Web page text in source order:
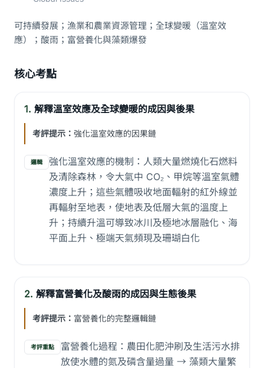
可持續發展；漁業和農業資源管理；全球變暖（溫室效
應）；酸雨；富營養化與藻類爆發
核心考點
1. 解釋溫室效應及全球變暖的成因與後果
考評提示： 強化溫室效應的因果鏈
邏輯
強化溫室效應的機制：人類大量燃燒化石燃料
及清除森林，令大氣中 CO₂、甲烷等溫室氣體
濃度上升；這些氣體吸收地面輻射的紅外線並
再輻射至地表，使地表及低層大氣的溫度上
升；持續升溫可導致冰川及極地冰層融化、海
平面上升、極端天氣頻現及珊瑚白化
2. 解釋富營養化及酸雨的成因與生態後果
考評提示： 富營養化的完整邏輯鏈
考評重點
富營養化過程：農田化肥沖刷及生活污水排
放使水體的氮及磷含量過量 → 藻類大量繁